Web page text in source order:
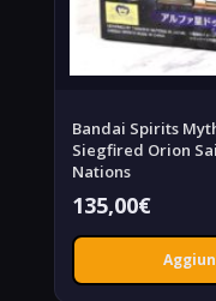
Bandai Spirits
Siegfired Orion
Nations
135,00€